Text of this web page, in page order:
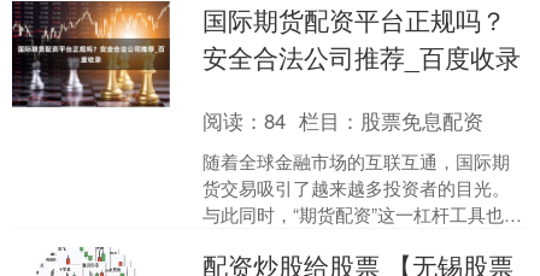
为投资者面临的首要问题。本....
国际期货配资平台正规吗？
安全合法公司推荐_百度收录
阅读：84 栏目： 股票免息配资
随着全球金融市场的互联互通，国际期
货交易吸引了越来越多投资者的目光。
与此同时，“期货配资”这一杠杆工具也进
满目的国际期货配资平....
配资炒股给股票 【无锡股票